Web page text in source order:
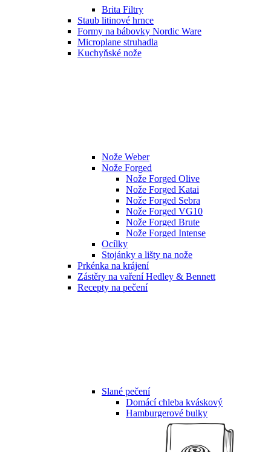
Brita Filtry
Staub litinové hrnce
Formy na bábovky Nordic Ware
Microplane struhadla
Kuchyňské nože
Nože Weber
Nože Forged
Nože Forged Olive
Nože Forged Katai
Nože Forged Sebra
Nože Forged VG10
Nože Forged Brute
Nože Forged Intense
Ocílky
Stojánky a lišty na nože
Prkénka na krájení
Zástěry na vaření Hedley & Bennett
Recepty na pečení
Slané pečení
Domácí chleba kváskový
Hamburgerové bulky